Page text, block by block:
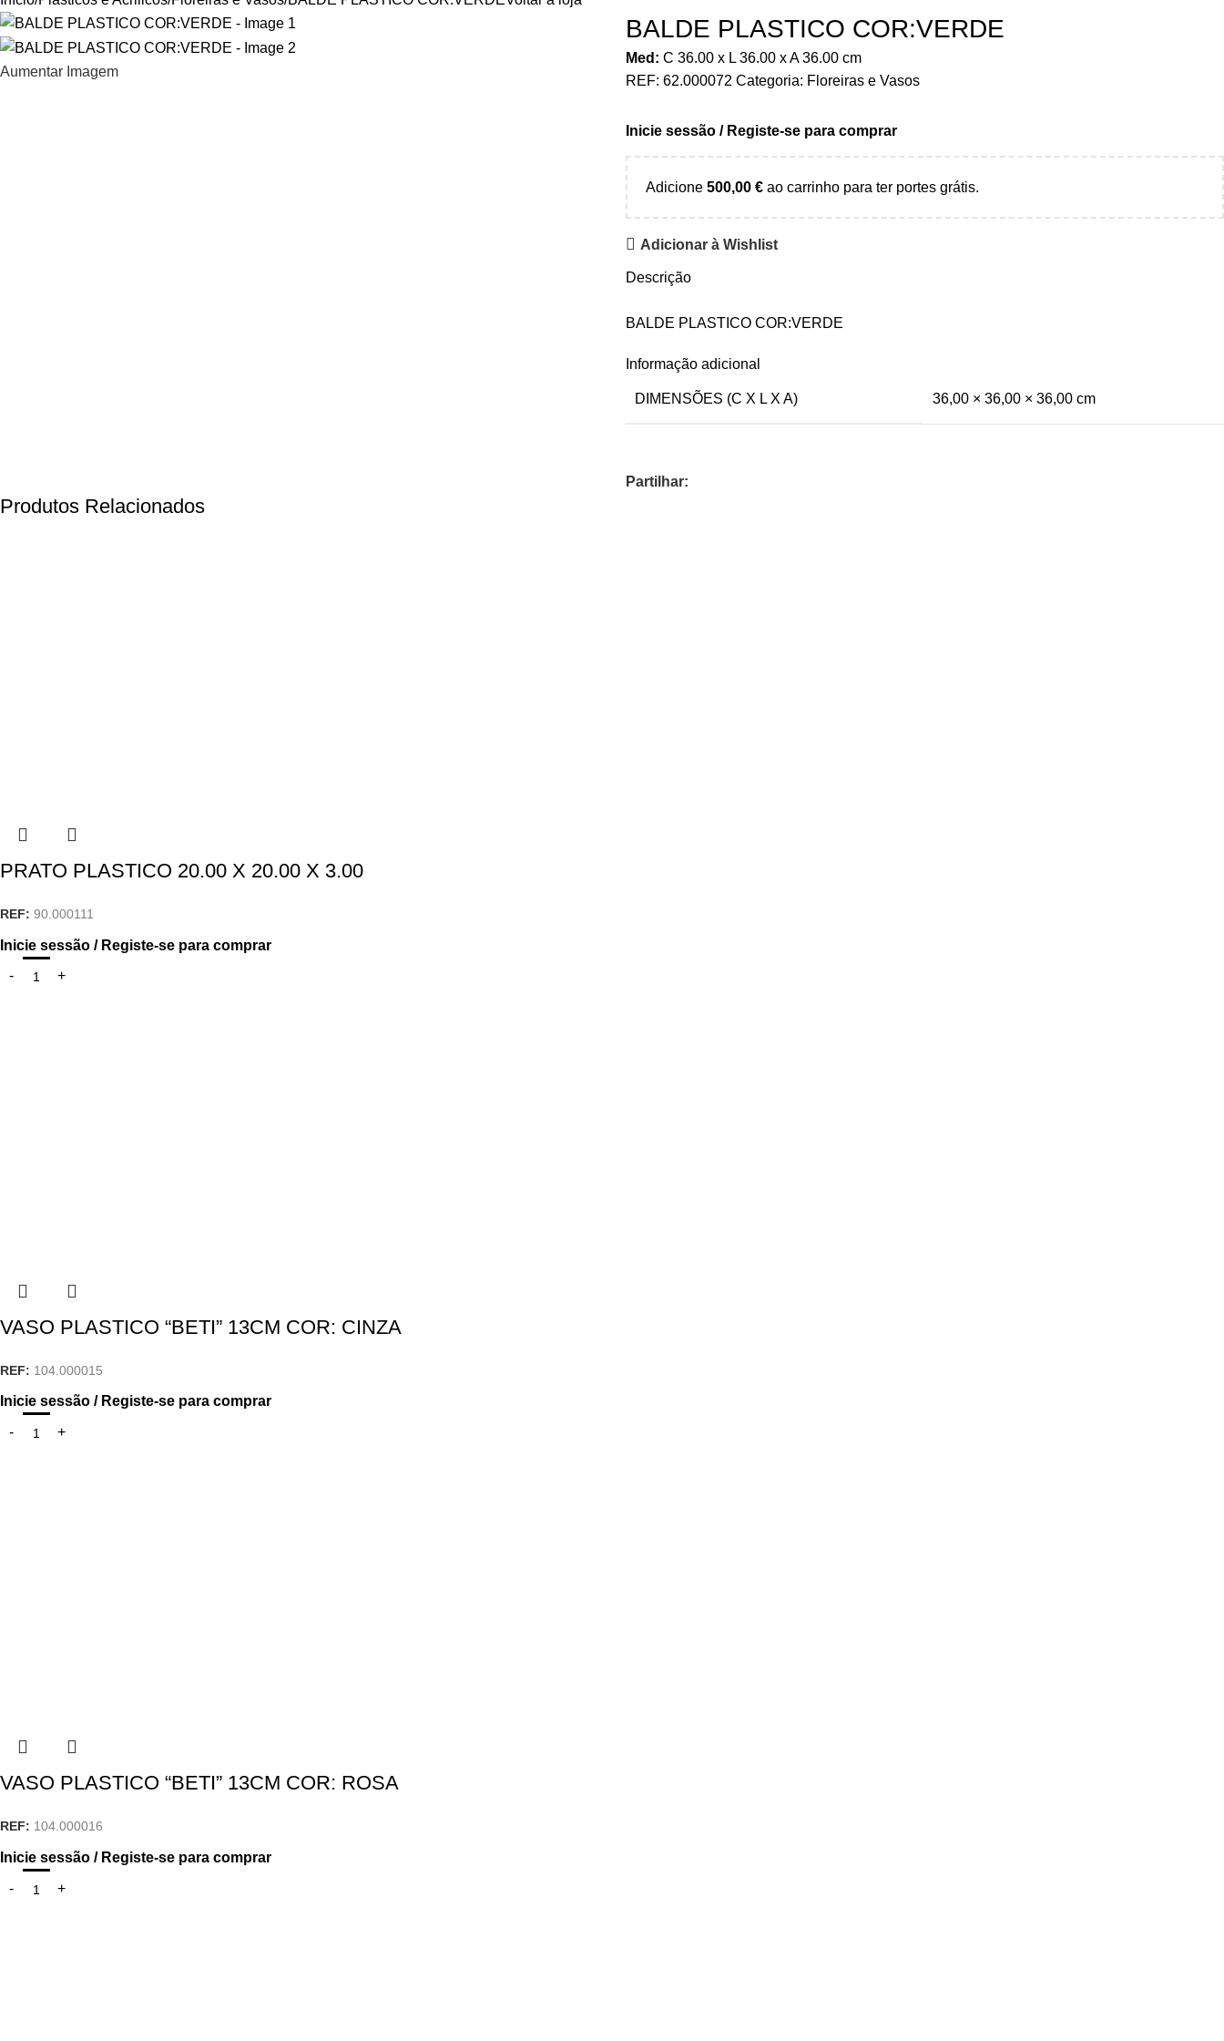
Aumentar Imagem
BALDE PLASTICO COR:VERDE
Med: C 36.00 x L 36.00 xA36.00 cm
REF: 62.000072 Categoria: Floreiras e Vasos
Inicie sessão / Registe-se para comprar
Adicione 500,00 € ao carrinho para ter portes grátis.
Adicionar à Wishlist
Descrição
BALDE PLASTICO COR:VERDE
Informação adicional
DIMENSÕES (C X L X A) 36,00 × 36,00 × 36,00 cm
Partilhar:
Produtos Relacionados
PRATO PLASTICO 20.00 X 20.00 X 3.00
REF: 90.000111
Inicie sessão / Registe-se para comprar
VASO PLASTICO “BETI” 13CM COR: CINZA
REF: 104.000015
Inicie sessão / Registe-se para comprar
VASO PLASTICO “BETI” 13CM COR: ROSA
REF: 104.000016
Inicie sessão / Registe-se para comprar